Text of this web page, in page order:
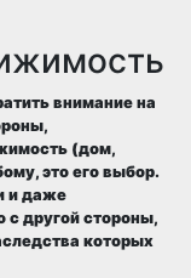
внимание на
(дом,
это его выбор.
и даже
другой стороны,
которых